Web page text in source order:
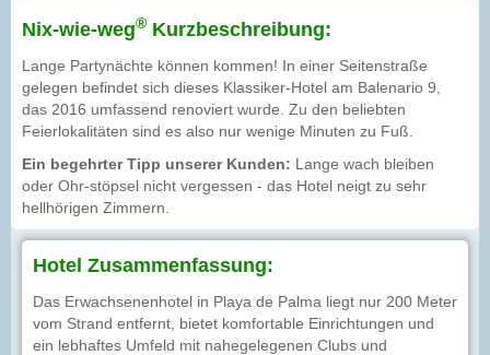
Nix-wie-weg® Kurzbeschreibung:
Lange Partynächte können kommen! In einer Seitenstraße
gelegen befindet sich dieses Klassiker-Hotel am Balenario 9,
das 2016 umfassend renoviert wurde. Zu den beliebten
Feierlokalitäten sind es also nur wenige Minuten zu Fuß.
Ein begehrter Tipp unserer Kunden: Lange wach bleiben
oder Ohr-stöpsel nicht vergessen - das Hotel neigt zu sehr
hellhörigen Zimmern.
Hotel Zusammenfassung:
Das Erwachsenenhotel in Playa de Palma liegt nur 200 Meter
vom Strand entfernt, bietet komfortable Einrichtungen und
ein lebhaftes Umfeld mit nahegelegenen Clubs und